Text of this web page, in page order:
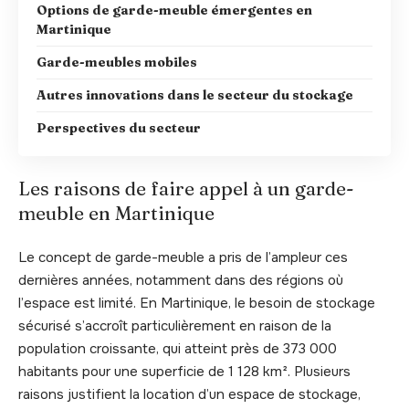
Options de garde-meuble émergentes en
Martinique
Garde-meubles mobiles
Autres innovations dans le secteur du stockage
Perspectives du secteur
Les raisons de faire appel à un garde-
meuble en Martinique
Le concept de garde-meuble a pris de l’ampleur ces
dernières années, notamment dans des régions où
l’espace est limité. En Martinique, le besoin de stockage
sécurisé s’accroît particulièrement en raison de la
population croissante, qui atteint près de 373 000
habitants pour une superficie de 1 128 km². Plusieurs
raisons justifient la location d’un espace de stockage,